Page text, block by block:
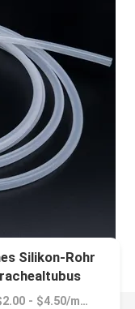
Silikon-Rohr
Preis：$2.00 - $4.50/meters